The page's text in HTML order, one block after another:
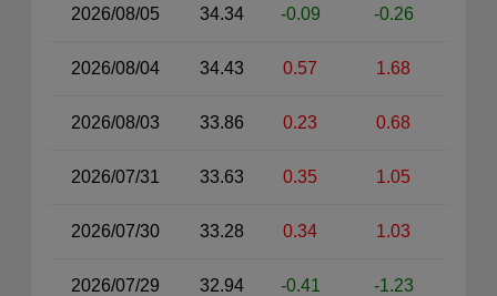
2026/08/05 34.34 -0.09 -0.26
2026/08/04 34.43 0.57 1.68
2026/08/03 33.86 0.23 0.68
2026/07/31 33.63 0.35 1.05
2026/07/30 33.28 0.34 1.03
2026/07/29 32.94 -0.41 -1.23